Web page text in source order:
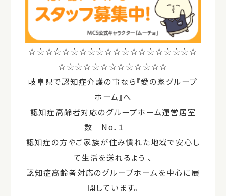
☆☆☆☆☆☆☆☆☆☆☆☆☆☆☆☆☆☆☆☆
☆☆☆☆☆☆☆☆☆☆☆☆☆
岐阜県で認知症介護の事なら『愛の家グループ
ホーム』へ
認知症高齢者対応のグループホーム運営居室
数 No．１
認知症の方やご家族が住み慣れた地域で安心し
て生活を送れるよう 、
認知症⾼齢者対応のグループホームを中心に展
開しています。